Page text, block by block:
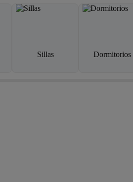
Sillas Dormitorios